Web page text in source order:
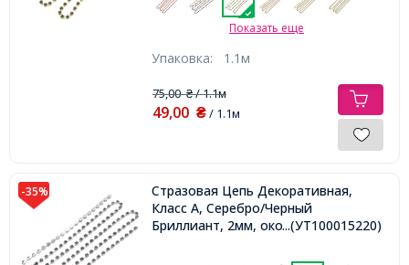
Показать еще
Упаковка: 1.1м
75,00₴/ 1.1м
49,00 ₴/ 1.1м
-35%
Стразовая Цепь Декоративная,
Класс А, Серебро/Черный
Бриллиант, 2мм, около 360шт/1.1м,
...(УТ100015220)